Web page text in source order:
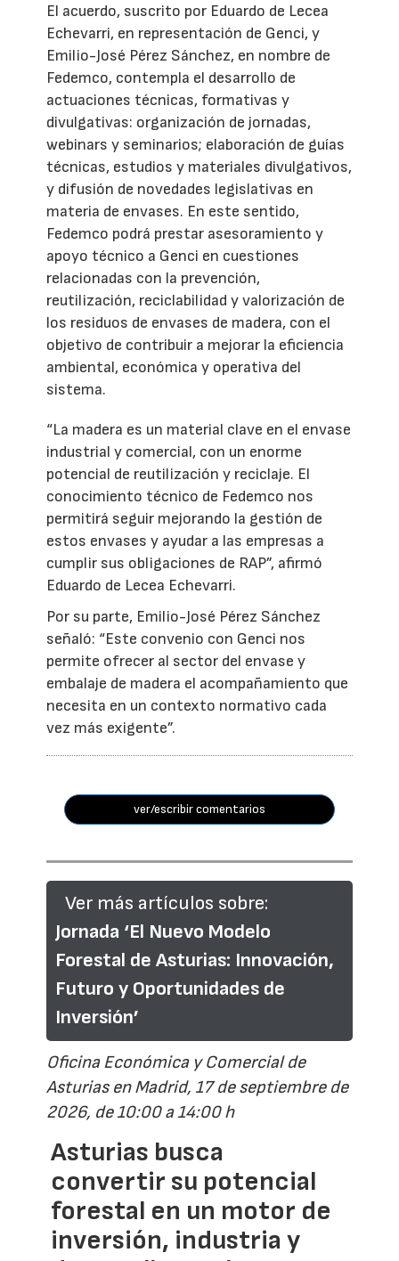
El acuerdo, suscrito por Eduardo de Lecea
Echevarri, en representación de Genci, y
Emilio-José Pérez Sánchez, en nombre de
Fedemco, contempla el desarrollo de
actuaciones técnicas, formativas y
divulgativas: organización de jornadas,
webinars y seminarios; elaboración de guías
técnicas, estudios y materiales divulgativos,
y difusión de novedades legislativas en
materia de envases. En este sentido,
Fedemco podrá prestar asesoramiento y
apoyo técnico a Genci en cuestiones
relacionadas con la prevención,
reutilización, reciclabilidad y valorización de
los residuos de envases de madera, con el
objetivo de contribuir a mejorar la eficiencia
ambiental, económica y operativa del
sistema.
“La madera es un material clave en el envase
industrial y comercial, con un enorme
potencial de reutilización y reciclaje. El
conocimiento técnico de Fedemco nos
permitirá seguir mejorando la gestión de
estos envases y ayudar a las empresas a
cumplir sus obligaciones de RAP”, afirmó
Eduardo de Lecea Echevarri.
Por su parte, Emilio-José Pérez Sánchez
señaló: “Este convenio con Genci nos
permite ofrecer al sector del envase y
embalaje de madera el acompañamiento que
necesita en un contexto normativo cada
vez más exigente”.
ver/escribir comentarios
Ver más artículos sobre:
Jornada ‘El Nuevo Modelo
Forestal de Asturias: Innovación,
Futuro y Oportunidades de
Inversión’
Oficina Económica y Comercial de
Asturias en Madrid, 17 de septiembre de
2026, de 10:00 a 14:00 h
Asturias busca
convertir su potencial
forestal en un motor de
inversión, industria y